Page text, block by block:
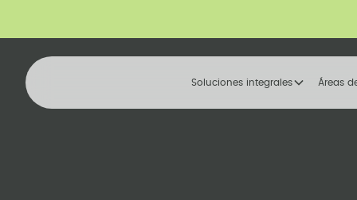
Soluciones integrales Áreas